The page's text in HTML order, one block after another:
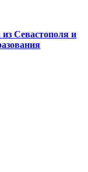
Севастополя и